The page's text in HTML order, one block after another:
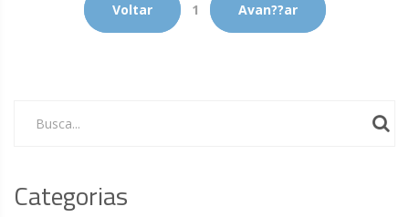
Voltar 1 Avan??ar
Busca...
Categorias